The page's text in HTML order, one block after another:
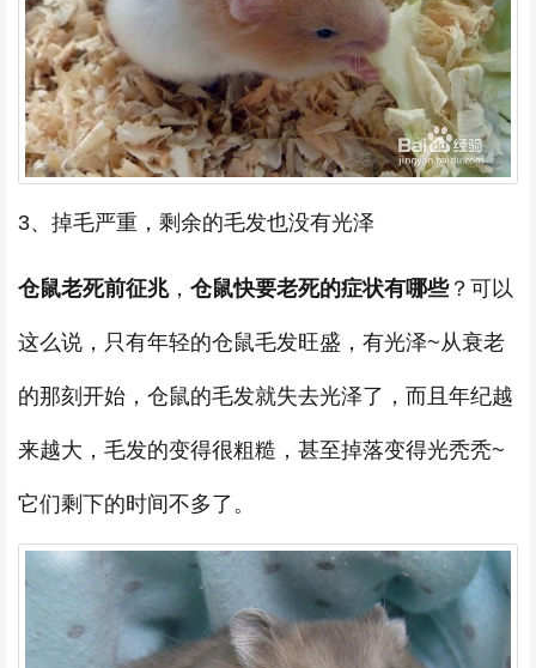
3、掉毛严重，剩余的毛发也没有光泽
仓鼠老死前征兆， 仓鼠快要老死的症状有哪些？可以
这么说，只有年轻的仓鼠毛发旺盛，有光泽~从衰老
的那刻开始，仓鼠的毛发就失去光泽了，而且年纪越
来越大，毛发的变得很粗糙，甚至掉落变得光秃秃~
它们剩下的时间不多了。